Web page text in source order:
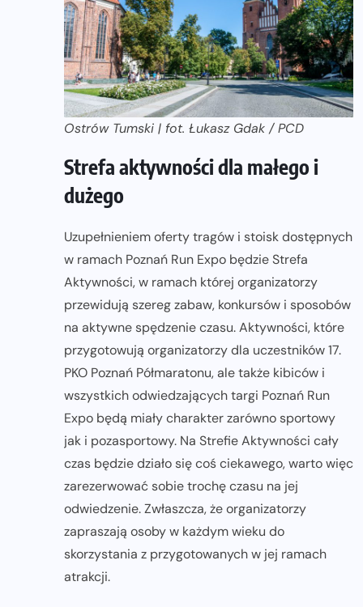
Ostrów Tumski | fot. Łukasz Gdak / PCD
Strefa aktywności dla małego i
dużego
Uzupełnieniem oferty tragów i stoisk dostępnych
w ramach Poznań Run Expo będzie Strefa
Aktywności, w ramach której organizatorzy
przewidują szereg zabaw, konkursów i sposobów
na aktywne spędzenie czasu. Aktywności, które
przygotowują organizatorzy dla uczestników 17.
PKO Poznań Półmaratonu, ale także kibiców i
wszystkich odwiedzających targi Poznań Run
Expo będą miały charakter zarówno sportowy
jak i pozasportowy. Na Strefie Aktywności cały
czas będzie działo się coś ciekawego, warto więc
zarezerwować sobie trochę czasu na jej
odwiedzenie. Zwłaszcza, że organizatorzy
zapraszają osoby w każdym wieku do
skorzystania z przygotowanych w jej ramach
atrakcji.